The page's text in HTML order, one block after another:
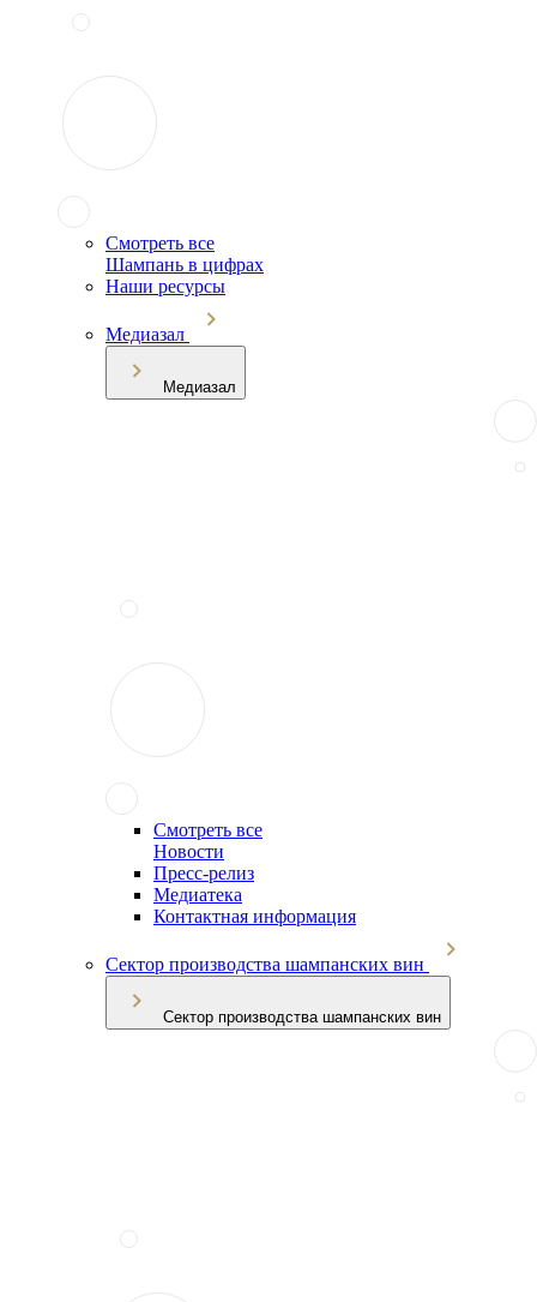
Смотреть все
Шампань в цифрах
Наши ресурсы
Медиазал
Медиазал
Смотреть все
Новости
Пресс-релиз
Медиатека
Контактная информация
Сектор производства шампанских вин
Сектор производства шампанских вин